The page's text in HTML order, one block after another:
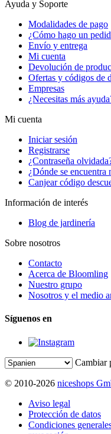
Ayuda y Soporte
Modalidades de pago
¿Cómo hago un
Envío y entrega
Mi cuenta
Devolución de
Ofertas y códigos de
Empresas
¿Necesitas más
Mi cuenta
Iniciar sesión
Registrarse
¿Contraseña
¿Dónde se encuentra
Canjear código
Información de interés
Blog de jardinería
Sobre nosotros
Contacto
Acerca de Bloomling
Nuestro grupo
Nosotros y el medio
Síguenos en
Cambiar
© 2010-2026 niceshops
Aviso legal
Protección de datos
Condiciones